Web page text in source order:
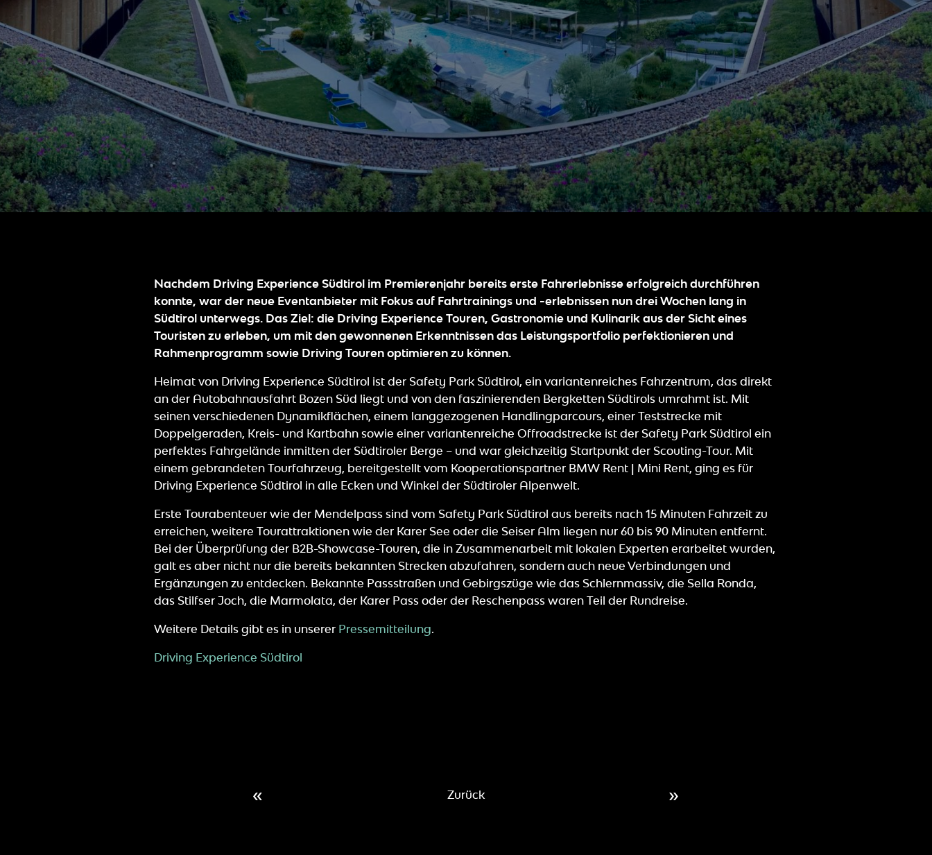
Nachdem Driving Experience Südtirol im Premierenjahr bereits erste Fahrerlebnisse erfolgreich durchführen
konnte, war der neue Eventanbieter mit Fokus auf Fahrtrainings und -erlebnissen nun drei Wochen lang in
Südtirol unterwegs. Das Ziel: die Driving Experience Touren, Gastronomie und Kulinarik aus der Sicht eines
Touristen zu erleben, um mit den gewonnenen Erkenntnissen das Leistungsportfolio perfektionieren und
Rahmenprogramm sowie Driving Touren optimieren zu können.
Heimat von Driving Experience Südtirol ist der Safety Park Südtirol, ein variantenreiches Fahrzentrum, das direkt
an der Autobahnausfahrt Bozen Süd liegt und von den faszinierenden Bergketten Südtirols umrahmt ist. Mit
seinen verschiedenen Dynamikflächen, einem langgezogenen Handlingparcours, einer Teststrecke mit
Doppelgeraden, Kreis- und Kartbahn sowie einer variantenreiche Offroadstrecke ist der Safety Park Südtirol ein
perfektes Fahrgelände inmitten der Südtiroler Berge – und war gleichzeitig Startpunkt der Scouting-Tour. Mit
einem gebrandeten Tourfahrzeug, bereitgestellt vom Kooperationspartner BMW Rent | Mini Rent, ging es für
Driving Experience Südtirol in alle Ecken und Winkel der Südtiroler Alpenwelt.
Erste Tourabenteuer wie der Mendelpass sind vom Safety Park Südtirol aus bereits nach 15 Minuten Fahrzeit zu
erreichen, weitere Tourattraktionen wie der Karer See oder die Seiser Alm liegen nur 60 bis 90 Minuten entfernt.
Bei der Überprüfung der B2B-Showcase-Touren, die in Zusammenarbeit mit lokalen Experten erarbeitet wurden,
galt es aber nicht nur die bereits bekannten Strecken abzufahren, sondern auch neue Verbindungen und
Ergänzungen zu entdecken. Bekannte Passstraßen und Gebirgszüge wie das Schlernmassiv, die Sella Ronda,
das Stilfser Joch, die Marmolata, der Karer Pass oder der Reschenpass waren Teil der Rundreise.
Weitere Details gibt es in unserer Pressemitteilung.
Driving Experience Südtirol
« Zurück »